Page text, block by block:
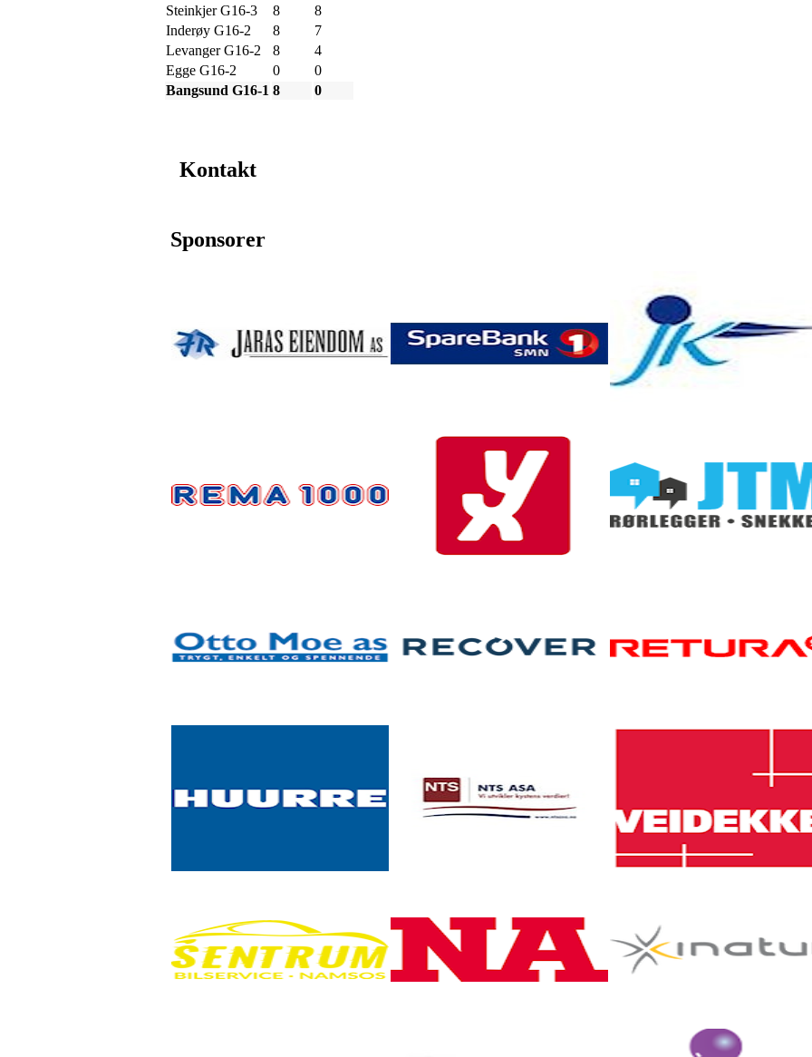
Steinkjer G16-3
8
8
Inderøy G16-2
8
7
Levanger G16-2
8
4
Egge G16-2
0
0
Bangsund G16-1 8 0
Kontakt
Sponsorer